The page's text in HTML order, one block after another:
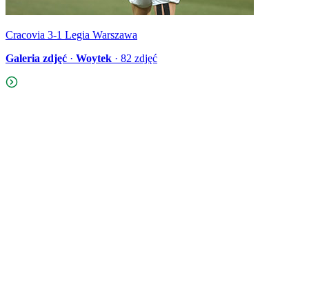
Cracovia 3-1 Legia Warszawa
Galeria zdjęć · Woytek · 82 zdjęć